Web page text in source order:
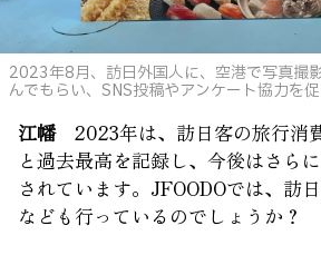
2023年8月、訪日外国人に、空港で写真撮
んでもらい、SNS投稿やアンケート協力を促
江幡2023年は、訪日客の旅行消
と過去最高を記録し、今後はさら
されています。JFOODOでは、訪
なども行っているのでしょうか？